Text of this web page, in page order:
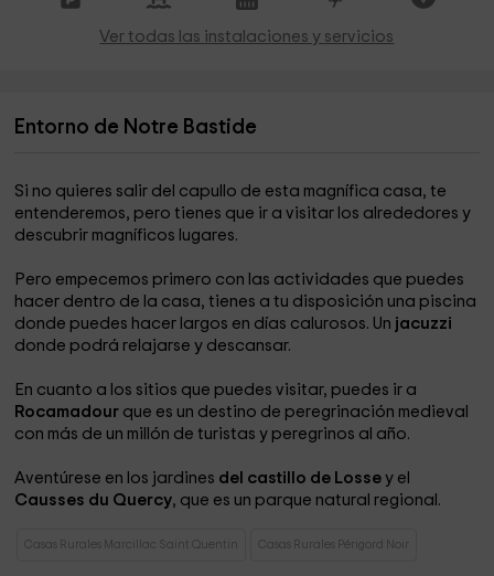
Ver todas las instalaciones y servicios
Entorno de Notre Bastide
Si no quieres salir del capullo de esta magnífica casa, te
entenderemos, pero tienes que ir a visitar los alrededores y
descubrir magníficos lugares.
Pero empecemos primero con las actividades que puedes
hacer dentro de la casa, tienes a tu disposición una piscina
donde puedes hacer largos en días calurosos. Un jacuzzi
donde podrá relajarse y descansar.
En cuanto a los sitios que puedes visitar, puedes ir a
Rocamadour que es un destino de peregrinación medieval
con más de un millón de turistas y peregrinos al año.
Aventúrese en los jardines del castillo de Lossey el
Causses du Quercy, que es un parque natural regional.
Casas Rurales Marcillac Saint Quentin Casas Rurales Périgord Noir